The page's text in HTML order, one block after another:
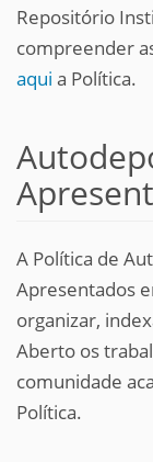
Repositório
compreender
aqui a Política.
A Política de
Apresentados
organizar,
Aberto os
comunidade
Política.